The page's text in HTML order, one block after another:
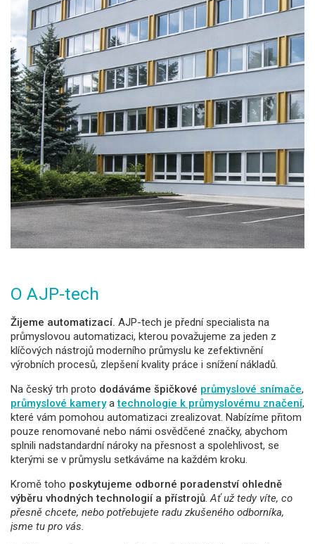
O AJP-tech
Žijeme automatizací. AJP-tech je přední specialista na
průmyslovou automatizaci, kterou považujeme za jeden z
klíčových nástrojů moderního průmyslu ke zefektivnění
výrobních procesů, zlepšení kvality práce i snížení nákladů.
Na český trh proto dodáváme špičkové průmyslové snímače,
průmyslové kameryatechnologie k průmyslovému značení,
které vám pomohou automatizaci zrealizovat. Nabízíme přitom
pouze renomované nebo námi osvědčené značky, abychom
splnili nadstandardní nároky na přesnost a spolehlivost, se
kterými se v průmyslu setkáváme na každém kroku.
Kromě toho poskytujeme odborné poradenství ohledně
výběru vhodných technologií a přístrojů.Ať už tedy víte, co
přesně chcete, nebo potřebujete radu zkušeného odborníka,
jsme tu pro vás.